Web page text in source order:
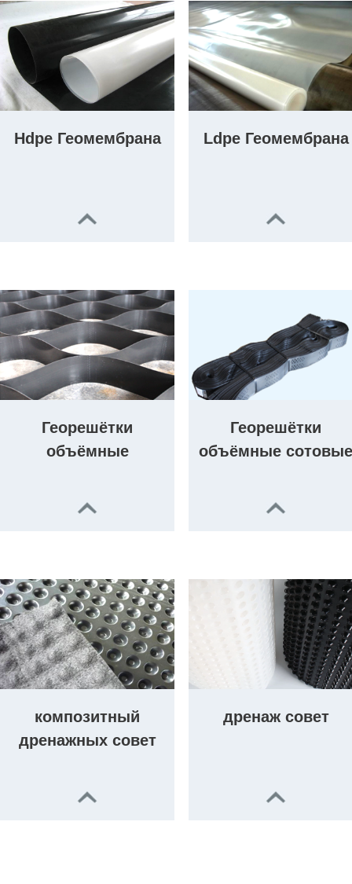
Hdpe Геомембрана Ldpe Геомембрана
Георешётки
объёмные
Георешётки
объёмные сотовые
композитный
дренажных совет
дренаж совет